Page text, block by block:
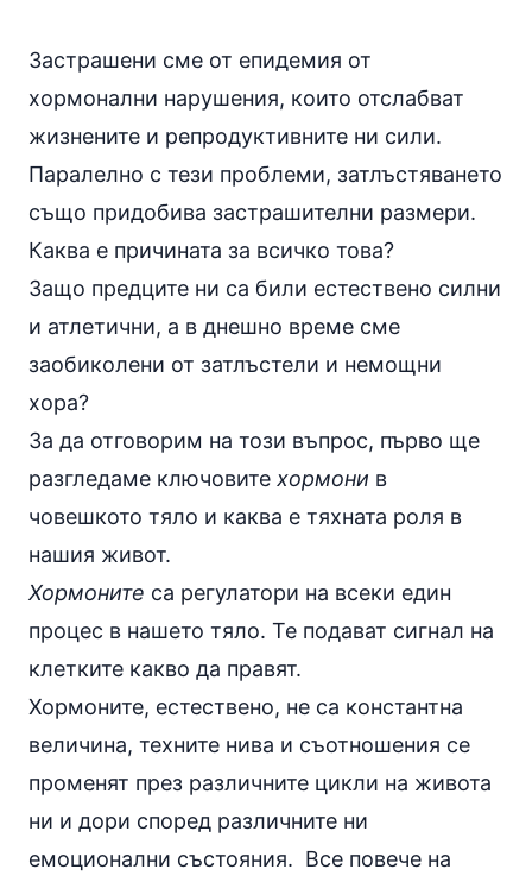
Застрашени сме от епидемия от
хормонални нарушения, които отслабват
жизнените и репродуктивните ни сили.
Паралелно с тези проблеми, затлъстяването
също придобива застрашителни размери.
Каква е причината за всичко това?
Защо предците ни са били естествено силни
и атлетични, а в днешно време сме
заобиколени от затлъстели и немощни
хора?
За да отговорим на този въпрос, първо ще
разгледаме ключовите хормони в
човешкото тяло и каква е тяхната роля в
нашия живот.
Хормоните са регулатори на всеки един
процес в нашето тяло. Те подават сигнал на
клетките какво да правят.
Хормоните, естествено, не са константна
величина, техните нива и съотношения се
променят през различните цикли на живота
ни и дори според различните ни
емоционални състояния. Все повече на